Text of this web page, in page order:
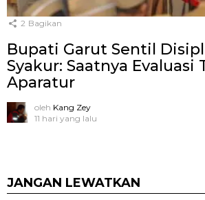
2 Bagikan
Bupati Garut Sentil
Syakur: Saatnya Evaluasi
Aparatur
oleh Kang Zey
11 hari yang lalu
JANGAN LEWATKAN